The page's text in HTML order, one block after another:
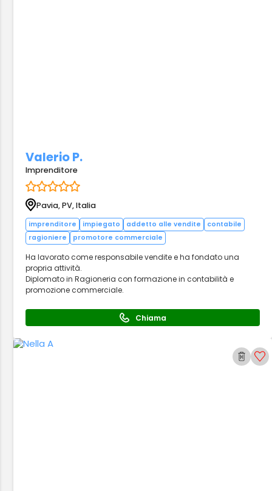
Valerio P.
Imprenditore
Pavia, PV, Italia
imprenditore impiegato addetto alle vendite
contabile
ragioniere
promotore commerciale
Ha lavorato come responsabile vendite e ha fondato una
propria attività.
Diplomato in Ragioneria con formazione in contabilità e
promozione commerciale.
Chiama